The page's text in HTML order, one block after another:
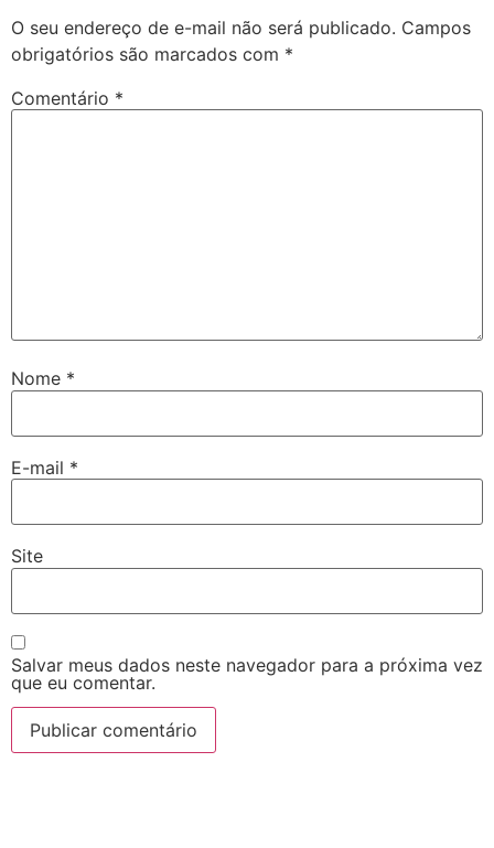
O seu endereço de e-mail não será publicado. Campos
obrigatórios são marcados com *
Comentário *
Nome *
E-mail *
Site
Salvar meus dados neste navegador para a próxima vez
que eu comentar.